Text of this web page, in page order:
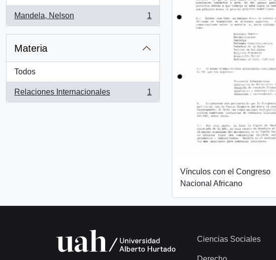
Mandela, Nelson
, 1 resultados
1
Materia
Todos
Relaciones Internacionales
, 1 resultados
1
Vínculos con el Congreso
Nacional Africano
Ciencias Sociales